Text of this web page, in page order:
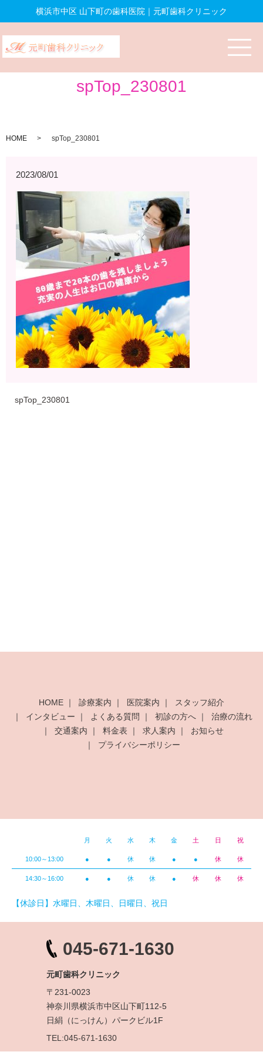
横浜市中区 山下町の歯科医院｜元町歯科クリニック
spTop_230801
HOME spTop_230801
2023/08/01
spTop_230801
HOME 診療案内 医院案内
スタッフ紹介
インタビュー
よくある質問 初診の方へ
治療の流れ
交通案内
料金表 求人案内
お知らせ
プライバシーポリシー
月 火 水 木 金 土 日 祝
10:00～13:00 ● ● 休 休 ● ● 休 休
14:30～16:00 ● ● 休 休 ● 休 休 休
【休診日】水曜日、木曜日、日曜日、祝日
045-671-1630
元町歯科クリニック
〒231-0023
神奈川県横浜市中区山下町112-5
日絹（にっけん）パークビル1F
TEL:045-671-1630